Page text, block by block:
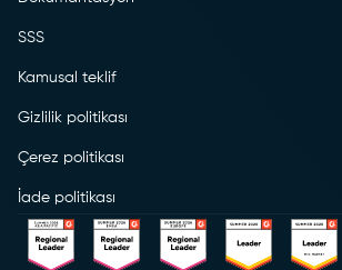
SSS
Kamusal teklif
Gizlilik politikası
Çerez politikası
İade politikası